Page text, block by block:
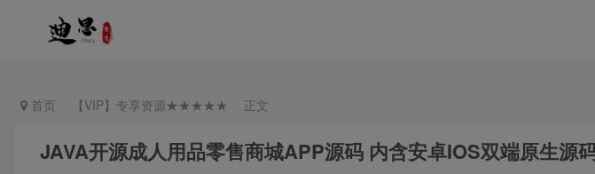
首页 【VIP】专享资源★★★★★ 正文
JAVA开源成人用品零售商城APP源码 内含安卓IOS双端原生源